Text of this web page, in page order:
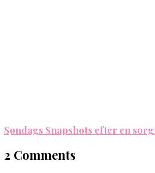
Søndags Snapshots efter en
2 Comments